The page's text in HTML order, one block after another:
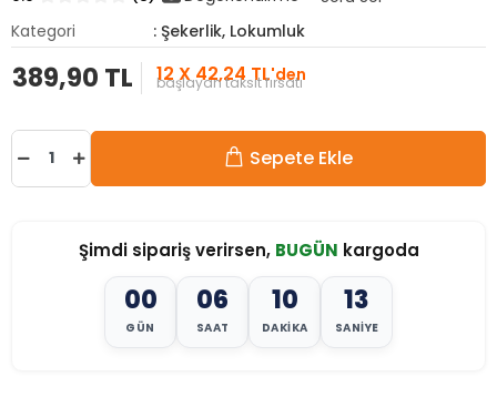
Kategori
: Şekerlik, Lokumluk
389,90 TL 12 X 42,24 TL'den
başlayan taksit fırsatı
Sepete Ekle
Şimdi sipariş verirsen, BUGÜN kargoda
00
GÜN
06
SAAT
10
DAKIKA
11
SANIYE